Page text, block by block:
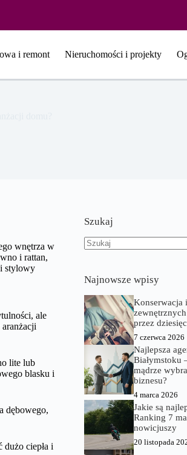
i remont Nieruchomości i projekty
wnętrza w
i rattan,
stylowy
ale
lite lub
blasku i
dębowego,
ciepła i
Szukaj
Najnowsze wpisy
Konserwacja
przez
7 czerwca 2026
Najlepsza
Białymstoku
mądrze
biznesu?
4 marca 2026
Jakie są
Ranking 7
nowicjuszy
20 listopada